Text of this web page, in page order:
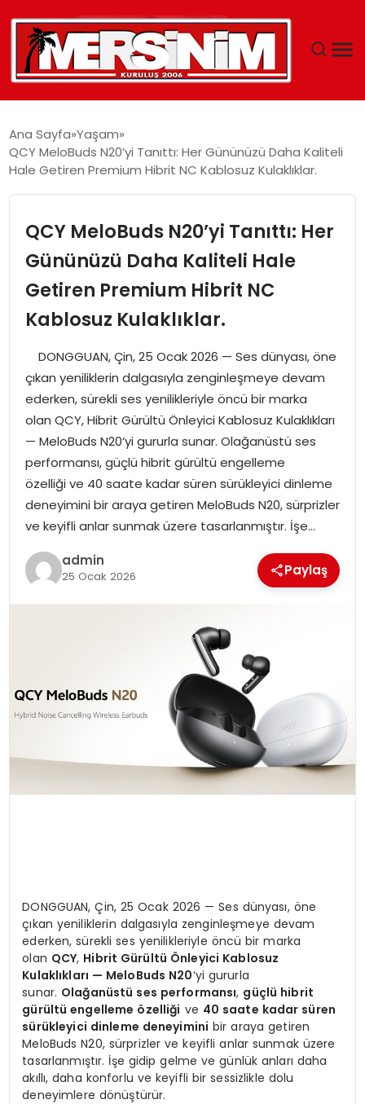
YAŞAM
EĞITIM
EKONOMI
MAGAZIN
DÜNYA
OTOMOBIL
Ana Sayfa Yaşam
QCY MeloBuds N20’yi Tanıttı: Her Gününüzü Daha Kaliteli
Hale Getiren Premium Hibrit NC Kablosuz Kulaklıklar.
QCY MeloBuds N20’yi Tanıttı: Her
Gününüzü Daha Kaliteli Hale
Getiren Premium Hibrit NC
Kablosuz Kulaklıklar.
DONGGUAN, Çin, 25 Ocak 2026 — Ses dünyası, öne
çıkan yeniliklerin dalgasıyla zenginleşmeye devam
ederken, sürekli ses yenilikleriyle öncü bir marka
olan QCY, Hibrit Gürültü Önleyici Kablosuz Kulaklıkları
— MeloBuds N20‘yi gururla sunar. Olağanüstü ses
performansı, güçlü hibrit gürültü engelleme
özelliği ve 40 saate kadar süren sürükleyici dinleme
deneyimini bir araya getiren MeloBuds N20, sürprizler
ve keyifli anlar sunmak üzere tasarlanmıştır. İşe…
admin
25 Ocak 2026 Paylaş
DONGGUAN, Çin, 25 Ocak 2026 — Ses dünyası, öne
çıkan yeniliklerin dalgasıyla zenginleşmeye devam
ederken, sürekli ses yenilikleriyle öncü bir marka
olan QCY, Hibrit Gürültü Önleyici Kablosuz
Kulaklıkları — MeloBuds N20‘yi gururla
sunar. Olağanüstü ses performansı, güçlü hibrit
gürültü engelleme özelliği ve 40 saate kadar süren
sürükleyici dinleme deneyimini bir araya getiren
MeloBuds N20, sürprizler ve keyifli anlar sunmak üzere
tasarlanmıştır. İşe gidip gelme ve günlük anları daha
akıllı, daha konforlu ve keyifli bir sessizlikle dolu
deneyimlere dönüştürür.